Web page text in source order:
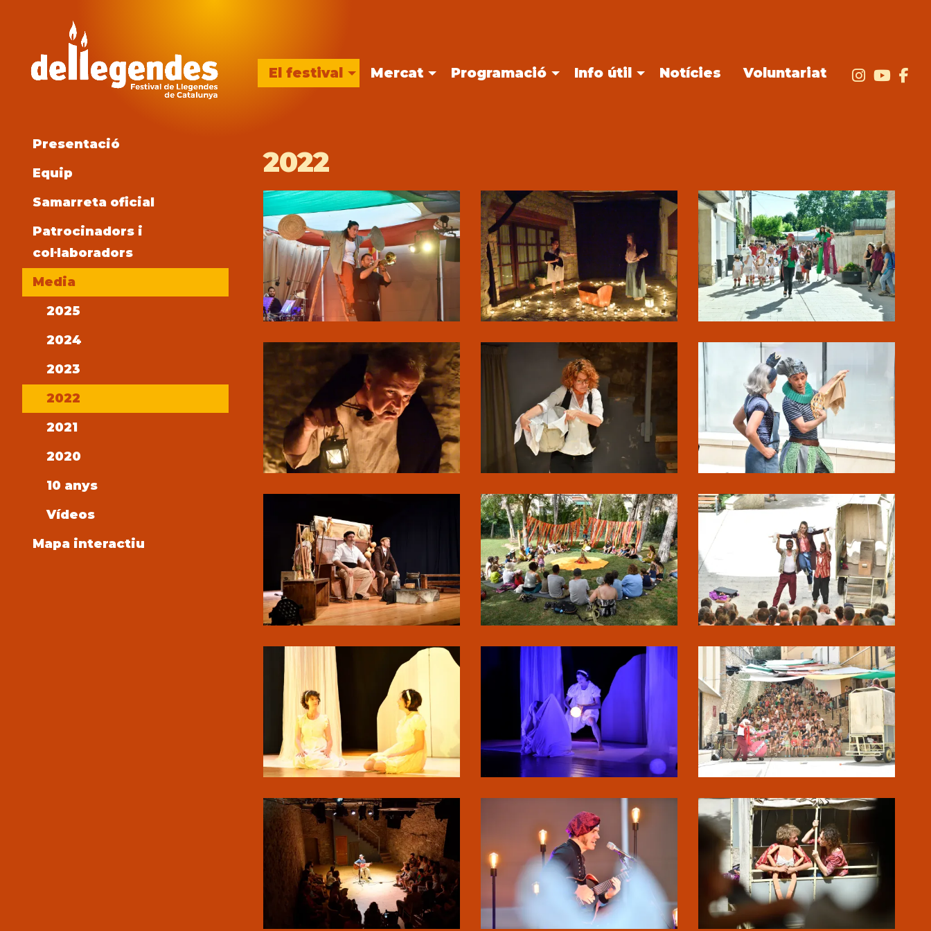
Link a
El festival Mercat Programació Info útil Notícies Voluntariat
2022
Presentació
Equip
Samarreta oficial
Patrocinadors i
col·laboradors
Media
2025
2024
2023
2022
2021
2020
10 anys
Vídeos
Mapa interactiu